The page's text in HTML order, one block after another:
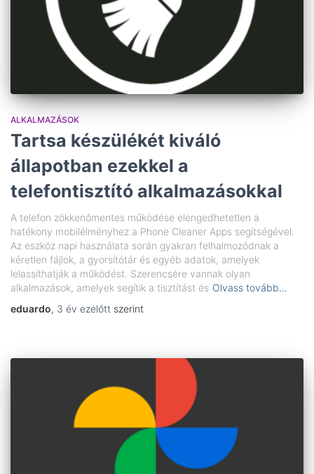
ALKALMAZÁSOK
Tartsa készülékét kiváló
állapotban ezekkel a
telefontisztító alkalmazásokkal
A telefon zökkenőmentes működése elengedhetetlen a
hatékony mobilélményhez a Phone Cleaner Apps segítségével.
Az eszköz napi használata során gyakran felhalmozódnak a
kéretlen fájlok, a gyorsítótár és egyéb adatok, amelyek
lelassíthatják a működést. Szerencsére vannak olyan
alkalmazások, amelyek segítik a tisztítást és Olvass tovább…
eduardo, 3 év ezelőtt szerint